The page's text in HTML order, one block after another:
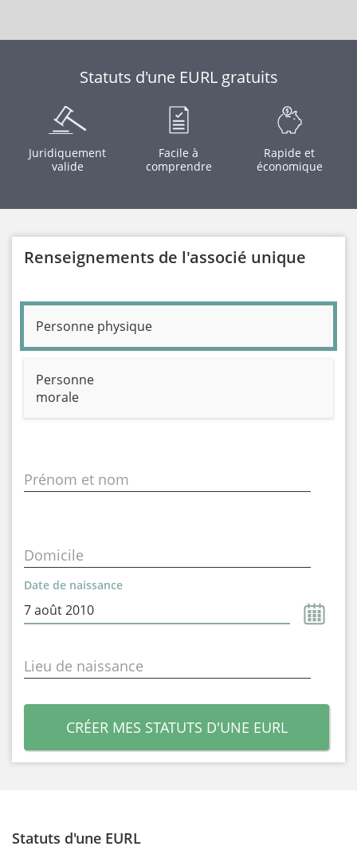
Statuts d'une EURL gratuits
Juridiquement
valide
Facile à
comprendre
Rapide et
économique
Renseignements de l'associé unique
Personne physique
Personne
morale
Prénom et nom
Domicile
Date de naissance
Lieu de naissance
CRÉER MES STATUTS D'UNE EURL
Statuts d'une EURL